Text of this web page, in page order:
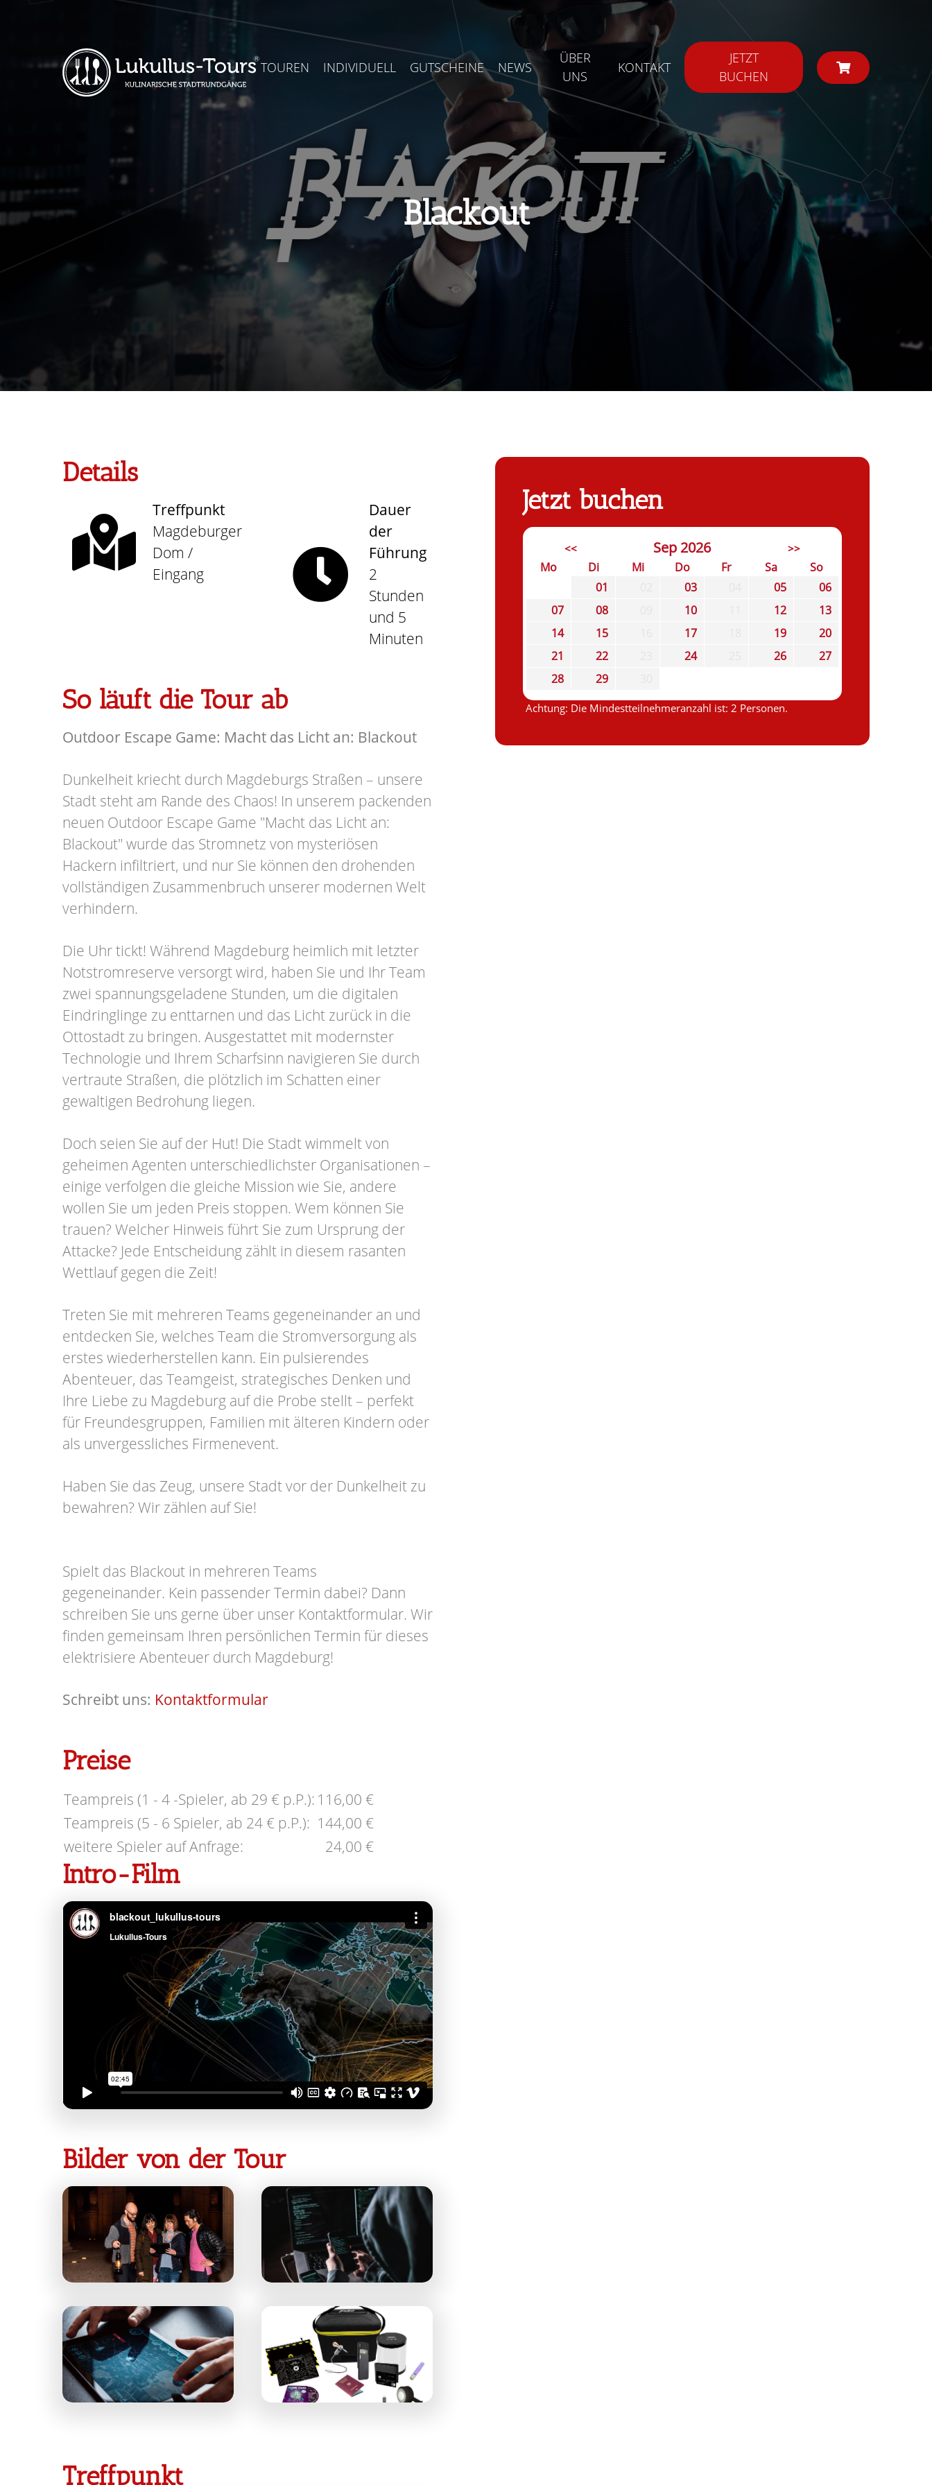
TOUREN INDIVIDUELL GUTSCHEINE NEWS
ÜBER
UNS
KONTAKT
JETZT
BUCHEN
Blackout
Details
Treffpunkt
Magdeburger
Dom /
Eingang
Dauer
der
Führung
2
Stunden
und 5
Minuten
So läuft die Tour ab
Outdoor Escape Game: Macht das Licht an: Blackout
Dunkelheit kriecht durch Magdeburgs Straßen – unsere
Stadt steht am Rande des Chaos! In unserem packenden
neuen Outdoor Escape Game "Macht das Licht an:
Blackout" wurde das Stromnetz von mysteriösen
Hackern infiltriert, und nur Sie können den drohenden
vollständigen Zusammenbruch unserer modernen Welt
verhindern.
Die Uhr tickt! Während Magdeburg heimlich mit letzter
Notstromreserve versorgt wird, haben Sie und Ihr Team
zwei spannungsgeladene Stunden, um die digitalen
Eindringlinge zu enttarnen und das Licht zurück in die
Ottostadt zu bringen. Ausgestattet mit modernster
Technologie und Ihrem Scharfsinn navigieren Sie durch
vertraute Straßen, die plötzlich im Schatten einer
gewaltigen Bedrohung liegen.
Doch seien Sie auf der Hut! Die Stadt wimmelt von
geheimen Agenten unterschiedlichster Organisationen –
einige verfolgen die gleiche Mission wie Sie, andere
wollen Sie um jeden Preis stoppen. Wem können Sie
trauen? Welcher Hinweis führt Sie zum Ursprung der
Attacke? Jede Entscheidung zählt in diesem rasanten
Wettlauf gegen die Zeit!
Treten Sie mit mehreren Teams gegeneinander an und
entdecken Sie, welches Team die Stromversorgung als
erstes wiederherstellen kann. Ein pulsierendes
Abenteuer, das Teamgeist, strategisches Denken und
Ihre Liebe zu Magdeburg auf die Probe stellt – perfekt
für Freundesgruppen, Familien mit älteren Kindern oder
als unvergessliches Firmenevent.
Haben Sie das Zeug, unsere Stadt vor der Dunkelheit zu
bewahren? Wir zählen auf Sie!
Spielt das Blackout in mehreren Teams
gegeneinander. Kein passender Termin dabei? Dann
schreiben Sie uns gerne über unser Kontaktformular. Wir
finden gemeinsam Ihren persönlichen Termin für dieses
elektrisiere Abenteuer durch Magdeburg!
Schreibt uns: Kontaktformular
Preise
Teampreis (1 - 4 -Spieler, ab 29 € p.P.): 116,00 €
Teampreis (5 - 6 Spieler, ab 24 € p.P.): 144,00 €
weitere Spieler auf Anfrage:
24,00 €
Intro-Film
Bilder von der Tour
Treffpunkt
Jetzt buchen
<< Sep 2026 >>
Mo Di Mi Do Fr Sa
So
01
03 05
06
07
08 10 12
13
14
15 17 19
20
21
22 24 26
27
28
29
Achtung: Die Mindestteilnehmeranzahl ist: 2 Personen.